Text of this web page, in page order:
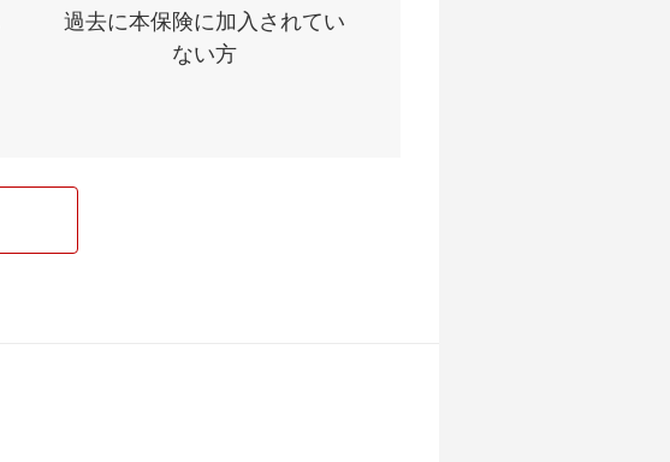
過去に本保険に加入されてい
ない方